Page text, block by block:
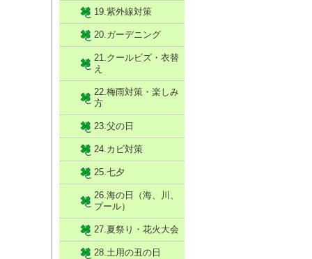
19.紫外線対策
20.ガーデニング
21.クールビズ・衣替
え
22.梅雨対策・楽しみ
方
23.父の日
24.カビ対策
25.七夕
26.海の日（海、川、
プール）
27.夏祭り・花火大会
28.土用の丑の日